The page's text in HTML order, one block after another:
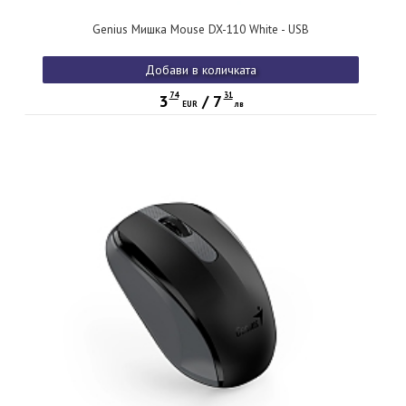
Genius Мишка Mouse DX-110 White - USB
Добави в количката
3 74
EUR/ 7 31
лв